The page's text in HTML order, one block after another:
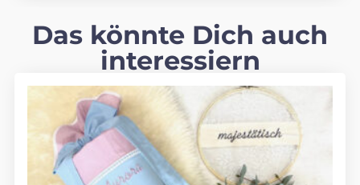
Das könnte Dich auch
interessiern